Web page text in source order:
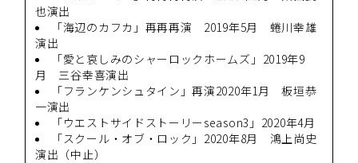
也演出
「海辺のカフカ」再再再演 2019年5月 蜷川幸雄
演出
「愛と哀しみのシャーロックホームズ」2019年9
月 三谷幸喜演出
「フランケンシュタイン」再演2020年1月 板垣恭
一演出
「ウエストサイドストーリーseason3」2020年4月
「スクール・オブ・ロック」2020年8月 鴻上尚史
演出（中止）